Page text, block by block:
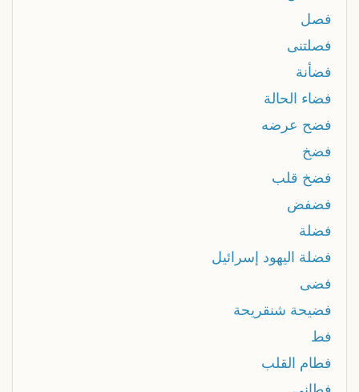
فصل
فصلتنى
فضأنة
فضاء الحالة
فضح عرضه
فضخ
فضخ قلب
فضفض
فضلة
فضلة اليهود إسرائيل
فضى
فضيحة شنقريحة
فط
فطام القلب